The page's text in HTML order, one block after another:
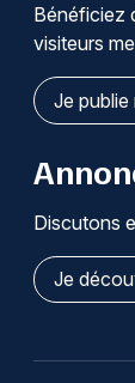
Bénéficiez
visiteurs
Je
Discutons
Je